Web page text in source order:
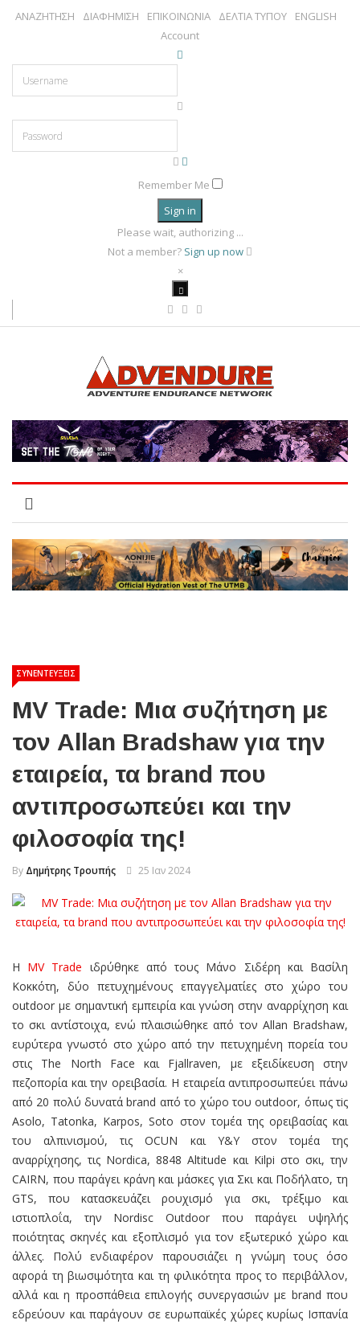
ΑΝΑΖΗΤΗΣΗ ΔΙΑΦΗΜΙΣΗ ΕΠΙΚΟΙΝΩΝΙΑ ΔΕΛΤΙΑ ΤΥΠΟΥ
ENGLISH
Account
Remember Me
Sign in
Please wait, authorizing ...
Not a member? Sign up now
×
ΣΥΝΕΝΤΕΥΞΕΙΣ
MV Trade: Μια συζήτηση με
τον Allan Bradshaw για την
εταιρεία, τα brand που
αντιπροσωπεύει και την
φιλοσοφία της!
By Δημήτρης Τρουπής 25 Ιαν 2024
Η MV Trade ιδρύθηκε από τους Μάνο Σιδέρη και Βασίλη
Κοκκότη, δύο πετυχημένους επαγγελματίες στο χώρο του
outdoor με σημαντική εμπειρία και γνώση στην αναρρίχηση και
το σκι αντίστοιχα, ενώ πλαισιώθηκε από τον Allan Bradshaw,
ευρύτερα γνωστό στο χώρο από την πετυχημένη πορεία του
στις The North Face και Fjallraven, με εξειδίκευση στην
πεζοπορία και την ορειβασία. Η εταιρεία αντιπροσωπεύει πάνω
από 20 πολύ δυνατά brand από το χώρο του outdoor, όπως τiς
Asolo, Tatonka, Karpos, Soto στον τομέα της ορειβασίας και
του αλπινισμού, τις OCUN και Y&Y στον τομέα της
αναρρίχησης, τις Nordica, 8848 Altitude και Kilpi στο σκι, την
CAIRN, που παράγει κράνη και μάσκες για Σκι και Ποδήλατο, τη
GTS, που κατασκευάζει ρουχισμό για σκι, τρέξιμο και
ιστιοπλοΐα, την Nordisc Outdoor που παράγει υψηλής
ποιότητας σκηνές και εξοπλισμό για τον εξωτερικό χώρο και
άλλες. Πολύ ενδιαφέρον παρουσιάζει η γνώμη τους όσο
αφορά τη βιωσιμότητα και τη φιλικότητα προς το περιβάλλον,
αλλά και η προσπάθεια επιλογής συνεργασιών με brand που
εδρεύουν και παράγουν σε ευρωπαϊκές χώρες κυρίως Ισπανία